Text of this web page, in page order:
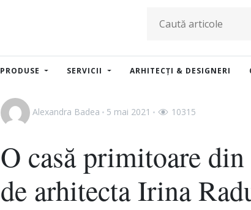
PRODUSE SERVICII ARHITECȚI & DESIGNERI
Alexandra Badea 5 mai 2021 10315
O casă primitoare
de arhitecta Irina